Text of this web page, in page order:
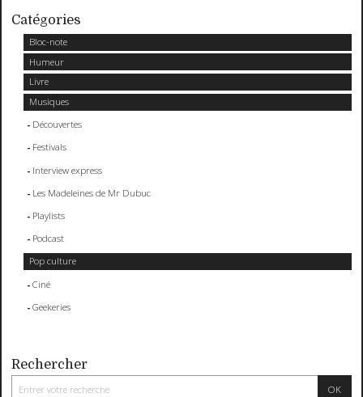
Catégories
Bloc-note
Humeur
Livre
Musiques
Découvertes
Festivals
Interview express
Les Madeleines de Mr Dubuc
Playlists
Podcast
Pop culture
Ciné
Geekeries
Rechercher